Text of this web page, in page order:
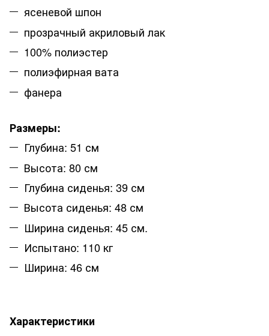
ясеневой шпон
прозрачный акриловый лак
100% полиэстер
полиэфирная вата
фанера
Размеры:
Глубина: 51 см
Высота: 80 см
Глубина сиденья: 39 см
Высота сиденья: 48 см
Ширина сиденья: 45 см.
Испытано: 110 кг
Ширина: 46 см
Характеристики